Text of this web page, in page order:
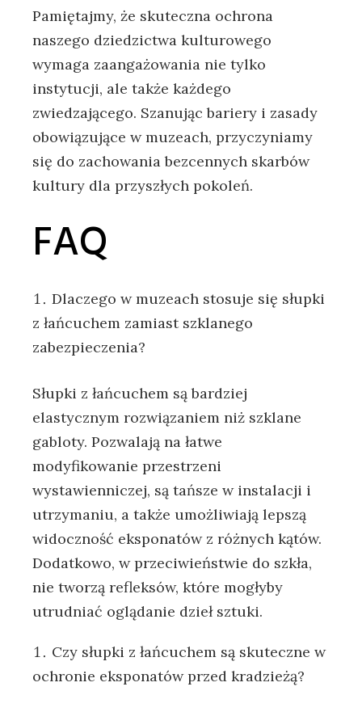
Pamiętajmy, że skuteczna ochrona
naszego dziedzictwa kulturowego
wymaga zaangażowania nie tylko
instytucji, ale także każdego
zwiedzającego. Szanując bariery i zasady
obowiązujące w muzeach, przyczyniamy
się do zachowania bezcennych skarbów
kultury dla przyszłych pokoleń.
FAQ
Dlaczego w muzeach stosuje się słupki
z łańcuchem zamiast szklanego
zabezpieczenia?
Słupki z łańcuchem są bardziej
elastycznym rozwiązaniem niż szklane
gabloty. Pozwalają na łatwe
modyfikowanie przestrzeni
wystawienniczej, są tańsze w instalacji i
utrzymaniu, a także umożliwiają lepszą
widoczność eksponatów z różnych kątów.
Dodatkowo, w przeciwieństwie do szkła,
nie tworzą refleksów, które mogłyby
utrudniać oglądanie dzieł sztuki.
Czy słupki z łańcuchem są skuteczne w
ochronie eksponatów przed kradzieżą?